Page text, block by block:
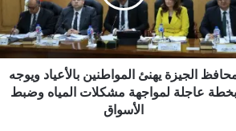
ترامب يهاجم إعلاميين أمريكيين ويدعو
لتصنيفهم بين جيد وسيئ
مصرع 8 أشخاص في تحطم مروحية
بإندونيسيا بعد دقائق من الإقلاع في جزيرة
الجيزة يهنئ المواطنين بالأعياد ويوجه
بخطة عاجلة لمواجهة مشكلات المياه وضبط
الأسواق